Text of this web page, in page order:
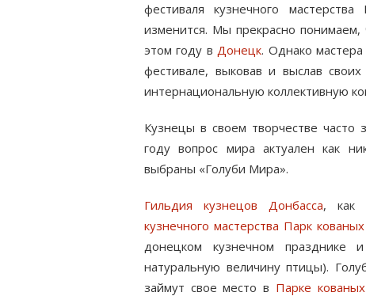
фестиваля кузнечного
изменится. Мы прекрасно понимаем,
этом году вДонецк. Однако мастера
фестивале, выковав и выслав
интернациональную коллективную
Кузнецы в своем творчестве
году вопрос мира актуален как
выбраны «Голуби Мира».
Гильдия кузнецов Донбасса, как
кузнечного мастерства Парк
донецком кузнечном празднике
натуральную величину птицы).
займут свое место в Парке